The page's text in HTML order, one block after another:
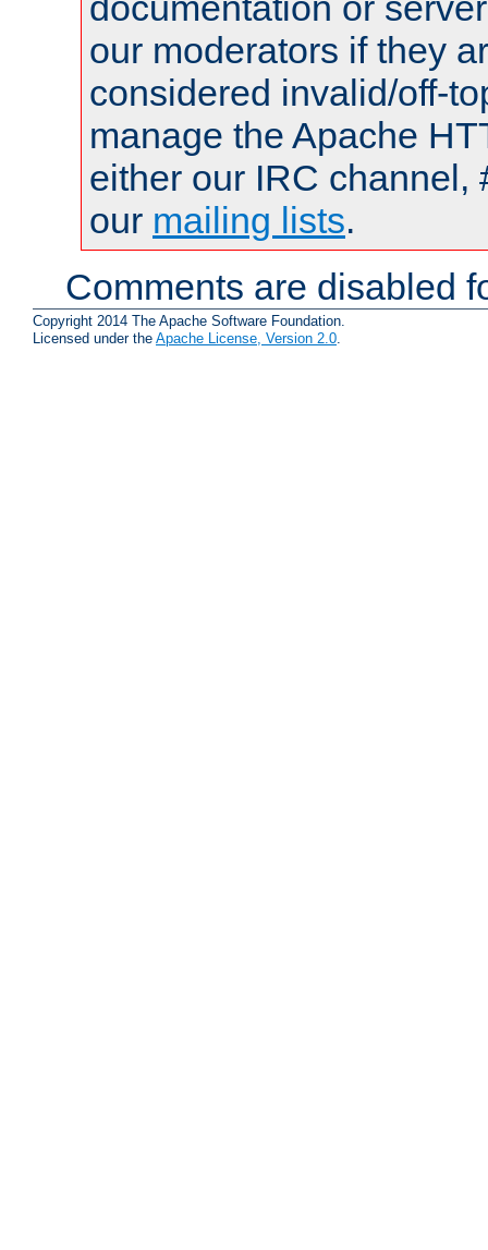
our moderators if they
considered invalid/off-
manage the Apache
either our IRC channel,
our mailing lists.
Comments are disabled
Copyright 2014 The Apache Software Foundation.
Licensed under the Apache License, Version 2.0